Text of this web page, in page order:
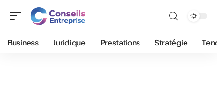
Business Juridique Prestations Stratégie